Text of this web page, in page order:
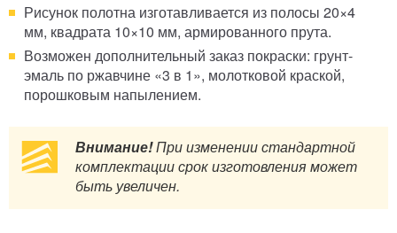
Рисунок полотна изготавливается из полосы 20×4
мм, квадрата 10×10 мм, армированного прута.
Возможен дополнительный заказ покраски: грунт-
эмаль по ржавчине «3 в 1», молотковой краской,
порошковым напылением.
Внимание!При изменении стандартной
комплектации срок изготовления может
быть увеличен.